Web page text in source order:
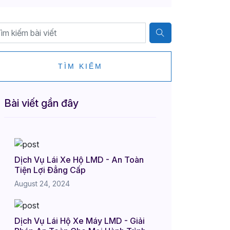
TÌM KIẾM
Bài viết gần đây
Dịch Vụ Lái Xe Hộ LMD - An Toàn
Tiện Lợi Đẳng Cấp
August 24, 2024
Dịch Vụ Lái Hộ Xe Máy LMD - Giải